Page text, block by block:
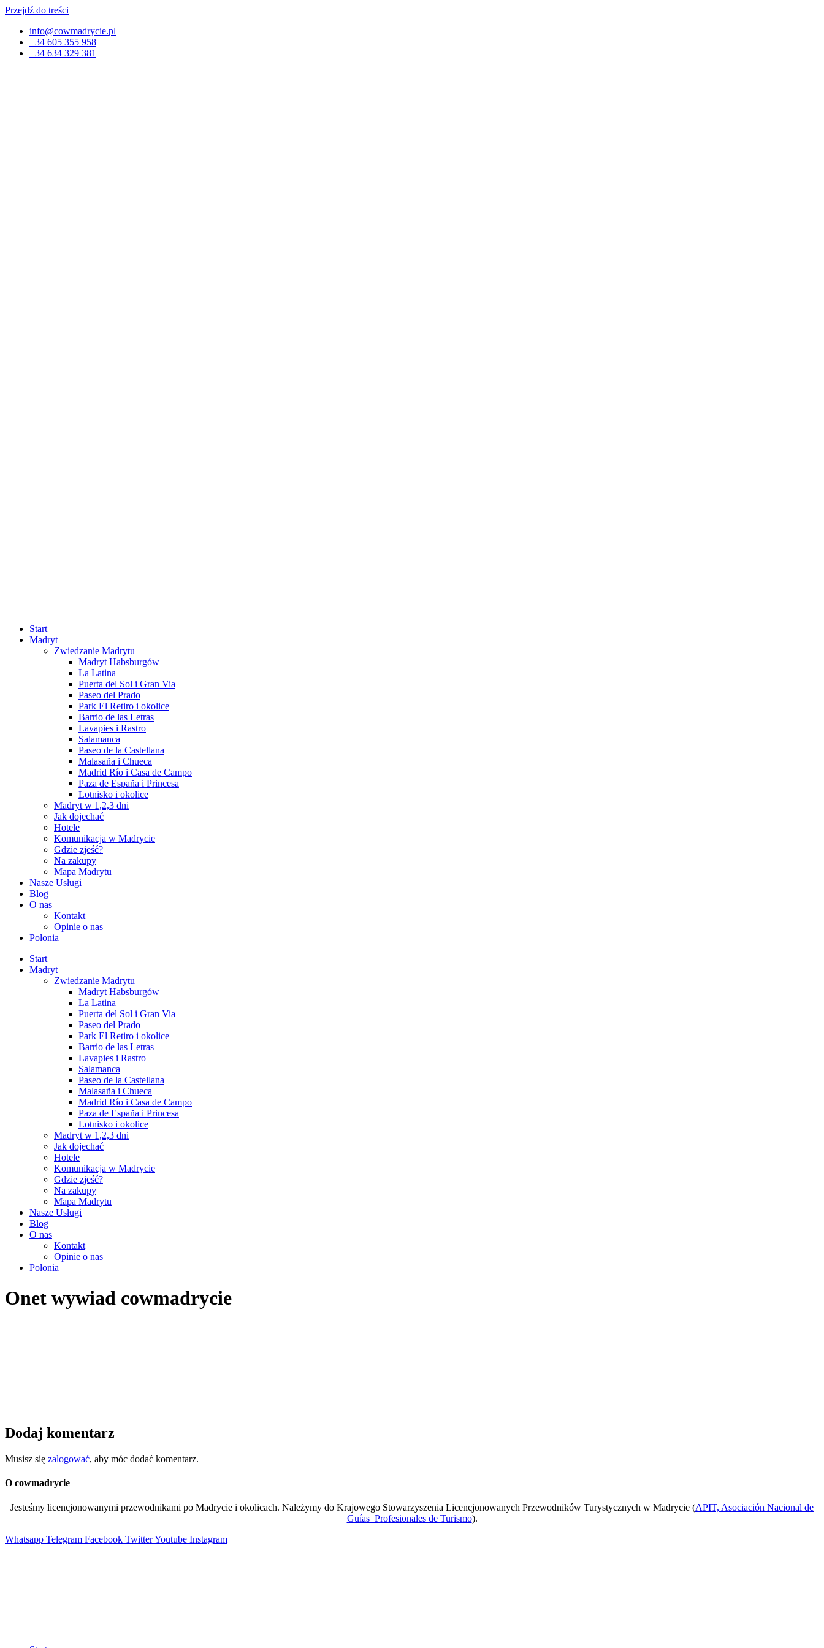
Przejdź do treści
info@cowmadrycie.pl
+34 605 355 958
+34 634 329 381​
Start
Madryt
Zwiedzanie Madrytu
Madryt Habsburgów
La Latina
Puerta del Sol i Gran Via
Paseo del Prado
Park El Retiro i okolice
Barrio de las Letras
Lavapies i Rastro
Salamanca
Paseo de la Castellana
Malasaña i Chueca
Madrid Río i Casa de Campo
Paza de España i Princesa
Lotnisko i okolice
Madryt w 1,2,3 dni
Jak dojechać
Hotele
Komunikacja w Madrycie
Gdzie zjeść?
Na zakupy
Mapa Madrytu
Nasze Usługi
Blog
O nas
Kontakt
Opinie o nas
Polonia
Start
Madryt
Zwiedzanie Madrytu
Madryt Habsburgów
La Latina
Puerta del Sol i Gran Via
Paseo del Prado
Park El Retiro i okolice
Barrio de las Letras
Lavapies i Rastro
Salamanca
Paseo de la Castellana
Malasaña i Chueca
Madrid Río i Casa de Campo
Paza de España i Princesa
Lotnisko i okolice
Madryt w 1,2,3 dni
Jak dojechać
Hotele
Komunikacja w Madrycie
Gdzie zjeść?
Na zakupy
Mapa Madrytu
Nasze Usługi
Blog
O nas
Kontakt
Opinie o nas
Polonia
Onet wywiad cowmadrycie
Dodaj komentarz
Musisz się zalogować, aby móc dodać komentarz.
O cowmadrycie
Jesteśmy licencjonowanymi przewodnikami po Madrycie i okolicach. Należymy do Krajowego Stowarzyszenia Licencjonowanych Przewodników Turystycznych w Madrycie (APIT, Asociación Nacional de
Guías Profesionales de Turismo).
Whatsapp Telegram Facebook TwitterYoutube Instagram